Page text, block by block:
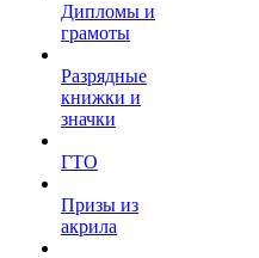
Дипломы и
грамоты
Разрядные
книжки и
значки
ГТО
Призы из
акрила